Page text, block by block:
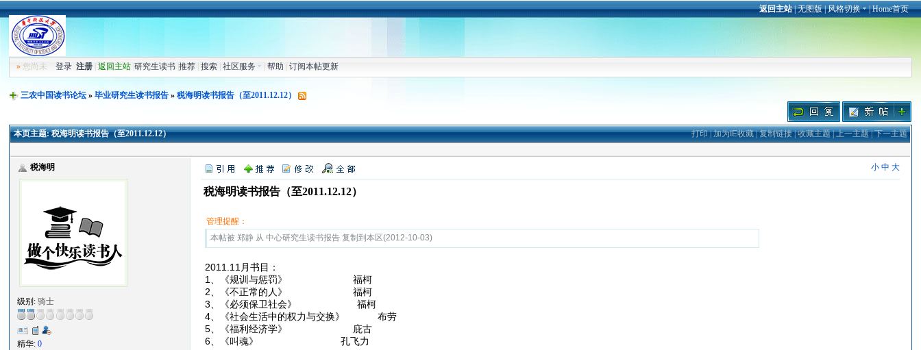
返回主站|无图版|风格切换 |Home首页
» 您尚未登录 注册 |返回主站 |研究生读书 |推荐 |搜索 |社区服务 |帮助 |订阅本帖更新
三农中国读书论坛»毕业研究生读书报告 »税海明读书报告（至2011.12.12）
本页主题:税海明读书报告（至2011.12.12） 打印|加为IE收藏|复制链接|收藏主题|上一主题|下一主题
税海明
级别:骑士
精华:0
小 中 大
税海明读书报告（至2011.12.12）
管理提醒：
本帖被 郑静 从 中心研究生读书报告 复制到本区(2012-10-03)
2011.11月书目：
1、《规训与惩罚》 福柯
2、《不正常的人》 福柯
3、《必须保卫社会》 福柯
4、《社会生活中的权力与交换》 布劳
5、《福利经济学》 庇古
6、《叫魂》 孔飞力